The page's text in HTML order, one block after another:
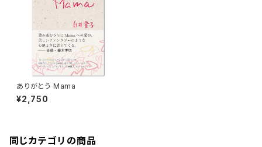
ありがとう Mama
¥2,750
同じカテゴリの商品